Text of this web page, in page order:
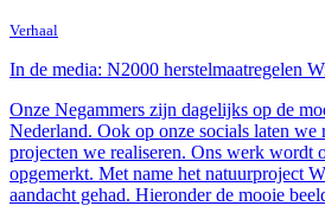
Verhaal
In de media: N2000 herstelmaatregelen
Onze Negammers zijn dagelijks op de
Nederland. Ook op onze socials laten we
projecten we realiseren. Ons werk wordt
opgemerkt. Met name het natuurproject
aandacht gehad. Hieronder de mooie